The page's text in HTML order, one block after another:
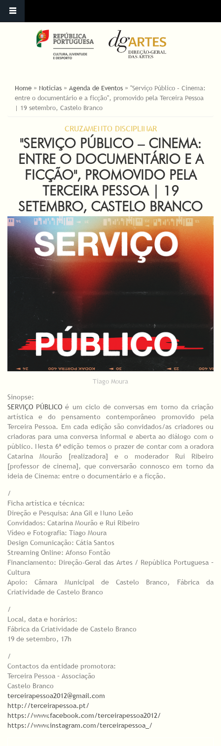
ESTÁ AQUI
Home » Noticias » Agenda de Eventos » "Serviço Público – Cinema:
entre o documentário e a ficção", promovido pela Terceira Pessoa
| 19 setembro, Castelo Branco
CRUZAMENTO DISCIPLINAR
"SERVIÇO PÚBLICO – CINEMA:
ENTRE O DOCUMENTÁRIO E A
FICÇÃO", PROMOVIDO PELA
TERCEIRA PESSOA | 19
SETEMBRO, CASTELO BRANCO
Tiago Moura
Sinopse:
SERVIÇO PÚBLICO é um ciclo de conversas em torno da criação
artística e do pensamento contemporâneo promovido pela
Terceira Pessoa. Em cada edição são convidados/as criadores ou
criadoras para uma conversa informal e aberta ao diálogo com o
público. Nesta 6ª edição temos o prazer de contar com a oradora
Catarina Mourão [realizadora] e o moderador Rui Ribeiro
[professor de cinema], que conversarão connosco em torno da
ideia de Cinema: entre o documentário e a ficção.
/
Ficha artística e técnica:
Direção e Pesquisa: Ana Gil e Nuno Leão
Convidados: Catarina Mourão e Rui Ribeiro
Vídeo e Fotografia: Tiago Moura
Design Comunicação: Cátia Santos
Streaming Online: Afonso Fontão
Financiamento: Direção-Geral das Artes / República Portuguesa –
Cultura
Apoio: Câmara Municipal de Castelo Branco, Fábrica da
Criatividade de Castelo Branco
/
Local, data e horários:
Fábrica da Criatividade de Castelo Branco
19 de setembro, 17h
/
Contactos da entidade promotora:
Terceira Pessoa – Associação
Castelo Branco
terceirapessoa2012@gmail.com
http://terceirapessoa.pt/
https://www.facebook.com/terceirapessoa2012/
https://www.instagram.com/terceirapessoa_/